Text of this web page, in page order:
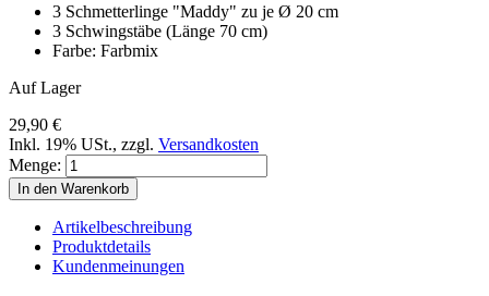
3 Schmetterlinge "Maddy" zu je Ø 20 cm
3 Schwingstäbe (Länge 70 cm)
Farbe: Farbmix
Auf Lager
29,90 €
Inkl. 19% USt., zzgl. Versandkosten
Menge:
In den Warenkorb
Artikelbeschreibung
Produktdetails
Kundenmeinungen